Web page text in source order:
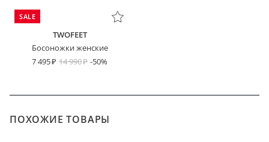
SALE
TWOFEET
Босоножки женские
7 495
14 990 -50%
ПОХОЖИЕ ТОВАРЫ